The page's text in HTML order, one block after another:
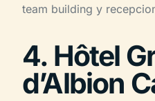
team building y
4. Hôtel
d’Albion